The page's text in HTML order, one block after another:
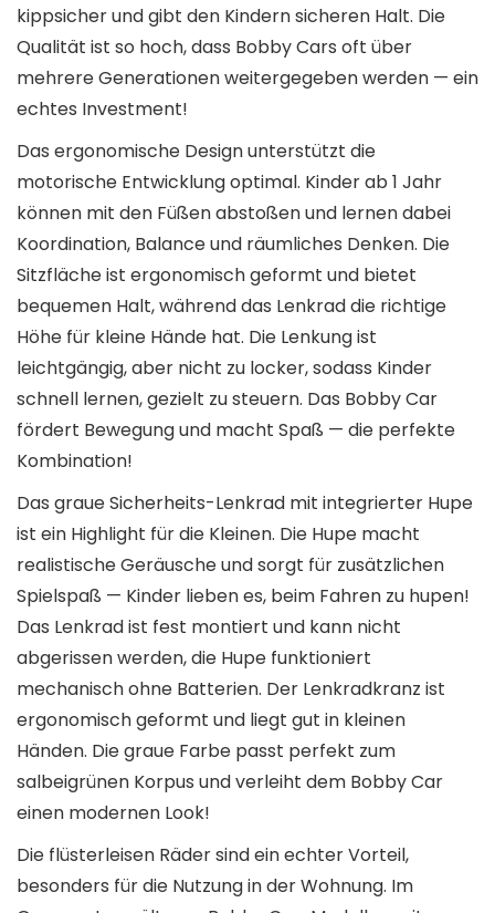
kippsicher und gibt den Kindern sicheren Halt. Die
Qualität ist so hoch, dass Bobby Cars oft über
mehrere Generationen weitergegeben werden — ein
echtes Investment!
Das ergonomische Design unterstützt die
motorische Entwicklung optimal. Kinder ab 1 Jahr
können mit den Füßen abstoßen und lernen dabei
Koordination, Balance und räumliches Denken. Die
Sitzfläche ist ergonomisch geformt und bietet
bequemen Halt, während das Lenkrad die richtige
Höhe für kleine Hände hat. Die Lenkung ist
leichtgängig, aber nicht zu locker, sodass Kinder
schnell lernen, gezielt zu steuern. Das Bobby Car
fördert Bewegung und macht Spaß — die perfekte
Kombination!
Das graue Sicherheits-Lenkrad mit integrierter Hupe
ist ein Highlight für die Kleinen. Die Hupe macht
realistische Geräusche und sorgt für zusätzlichen
Spielspaß — Kinder lieben es, beim Fahren zu hupen!
Das Lenkrad ist fest montiert und kann nicht
abgerissen werden, die Hupe funktioniert
mechanisch ohne Batterien. Der Lenkradkranz ist
ergonomisch geformt und liegt gut in kleinen
Händen. Die graue Farbe passt perfekt zum
salbeigrünen Korpus und verleiht dem Bobby Car
einen modernen Look!
Die flüsterleisen Räder sind ein echter Vorteil,
besonders für die Nutzung in der Wohnung. Im